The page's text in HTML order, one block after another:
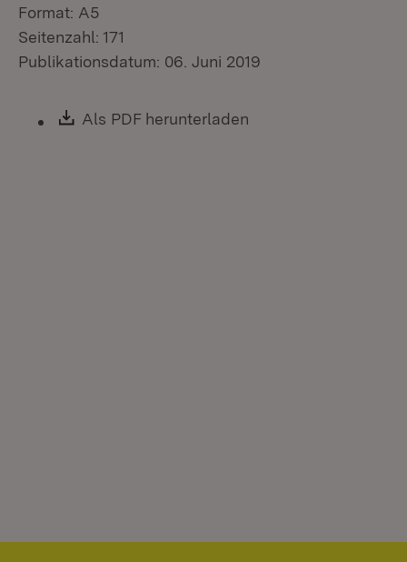
Format: A5
Seitenzahl: 171
Publikationsdatum: 06. Juni 2019
Download:
Als PDF herunterladen